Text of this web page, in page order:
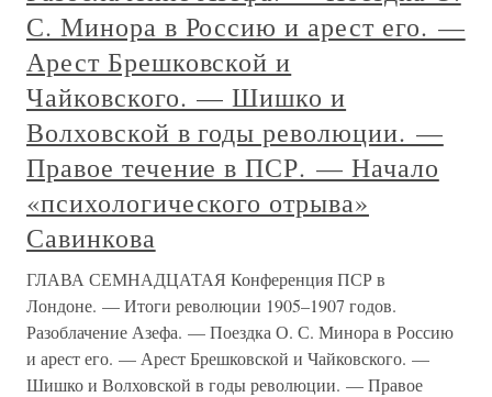
С. Минора в Россию и арест его. —
Арест Брешковской и
Чайковского. — Шишко и
Волховской в годы революции. —
Правое течение в ПСР. — Начало
«психологического отрыва»
Савинкова
ГЛАВА СЕМНАДЦАТАЯ Конференция ПСР в
Лондоне. — Итоги революции 1905–1907 годов.
Разоблачение Азефа. — Поездка О. С. Минора в Россию
и арест его. — Арест Брешковской и Чайковского. —
Шишко и Волховской в годы революции. — Правое